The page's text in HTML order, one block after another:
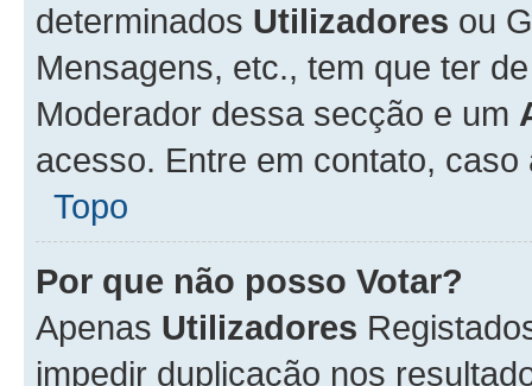
determinados Utilizadores ou
Mensagens, etc., tem que ter
Moderador dessa secção e um
acesso. Entre em contato,
Topo
Por que não posso Votar?
Apenas Utilizadores
impedir duplicação nos